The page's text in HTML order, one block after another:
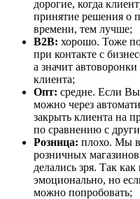
дорогие, когда
принятие решения о
времени, тем лучше;
B2B: хорошо. Тоже
при контакте с
а значит
клиента;
Опт: средне. Если
можно через
закрыть клиента на
по сравнению с
Розница: плохо. Мы
розничных
делались зря. Так
эмоционально, но
можно попробовать;